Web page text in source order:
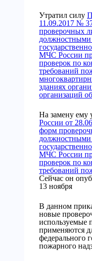
Утратил силу
11.09.2017 №
проверочных
должностными
МЧС России
проверок по
требований
зданиях
организаций
На замену ему
России от
форм
должностными
МЧС России
проверок по
требований
Сейчас он
13 ноября
В данном
новые
используемые
применяются
федерального
пожарного